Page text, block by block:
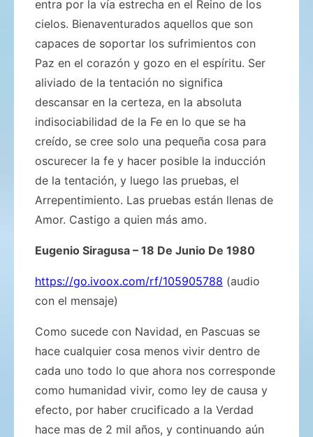
entra por la vía estrecha en el Reino de los
cielos. Bienaventurados aquellos que son
capaces de soportar los sufrimientos con
Paz en el corazón y gozo en el espíritu. Ser
aliviado de la tentación no significa
descansar en la certeza, en la absoluta
indisociabilidad de la Fe en lo que se ha
creído, se cree solo una pequeña cosa para
oscurecer la fe y hacer posible la inducción
de la tentación, y luego las pruebas, el
Arrepentimiento. Las pruebas están llenas de
Amor. Castigo a quien más amo.
Eugenio Siragusa – 18 De Junio De 1980
https://go.ivoox.com/rf/105905788 (audio
con el mensaje)
Como sucede con Navidad, en Pascuas se
hace cualquier cosa menos vivir dentro de
cada uno todo lo que ahora nos corresponde
como humanidad vivir, como ley de causa y
efecto, por haber crucificado a la Verdad
hace mas de 2 mil años, y continuando aún